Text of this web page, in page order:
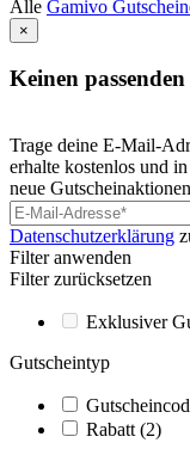
Alle Gamivo
×
Keinen
Trage deine E-Mail-
erhalte kostenlos und
neue
Datenschutzerklärung
Filter anwenden
Filter zurücksetzen
Exklusiver
Gutscheintyp
Rabatt(2)